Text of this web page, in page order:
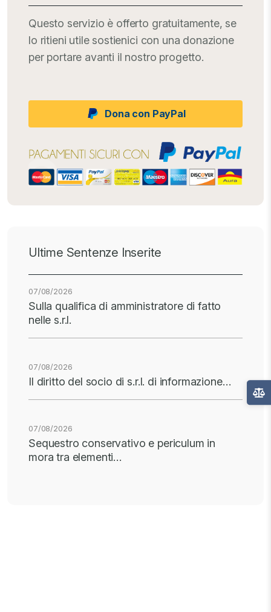
Questo servizio è offerto gratuitamente, se
lo ritieni utile sostienici con una donazione
per portare avanti il nostro progetto.
Dona con PayPal
Ultime Sentenze Inserite
07/08/2026
Sulla qualifica di amministratore di fatto
nelle s.r.l.
07/08/2026
Il diritto del socio di s.r.l. di informazione…
07/08/2026
Sequestro conservativo e periculum in
mora tra elementi…